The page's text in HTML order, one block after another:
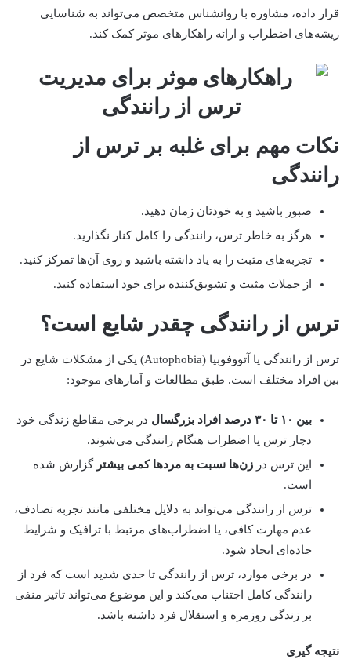
قرار داده، مشاوره با روانشناس متخصص می‌تواند به شناسایی
ریشه‌های اضطراب و ارائه راهکارهای موثر کمک کند.
نکات مهم برای غلبه بر ترس از
رانندگی
صبور باشید و به خودتان زمان دهید.
هرگز به خاطر ترس، رانندگی را کامل کنار نگذارید.
تجربه‌های مثبت را به یاد داشته باشید و روی آن‌ها تمرکز کنید.
از جملات مثبت و تشویق‌کننده برای خود استفاده کنید.
ترس از رانندگی چقدر شایع است؟
ترس از رانندگی یا آتووفوبیا (Autophobia) یکی از مشکلات شایع در
بین افراد مختلف است. طبق مطالعات و آمارهای موجود:
بین ۱۰ تا ۳۰ درصد افراد بزرگسال
در برخی مقاطع زندگی خود
دچار ترس یا اضطراب هنگام رانندگی می‌شوند.
این ترس در زن‌ها نسبت به مردها کمی بیشتر گزارش شده
است.
ترس از رانندگی می‌تواند به دلایل مختلفی مانند تجربه تصادف،
عدم مهارت کافی، یا اضطراب‌های مرتبط با ترافیک و شرایط
جاده‌ای ایجاد شود.
در برخی موارد، ترس از رانندگی تا حدی شدید است که فرد از
رانندگی کامل اجتناب می‌کند و این موضوع می‌تواند تاثیر منفی
بر زندگی روزمره و استقلال فرد داشته باشد.
نتیجه گیری